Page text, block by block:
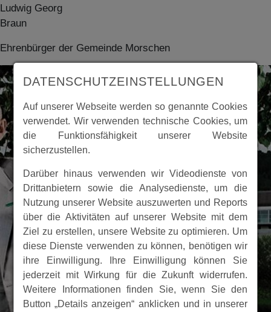
Ludwig Georg
Braun
Ehrenbürger der Gemeinde Morschen
DATENSCHUTZEINSTELLUNGEN
Auf unserer Webseite werden so genannte Cookies
verwendet. Wir verwenden technische Cookies, um
die Funktionsfähigkeit unserer Website
sicherzustellen.
Darüber hinaus verwenden wir Videodienste von
Drittanbietern sowie die Analysedienste, um die
Nutzung unserer Website auszuwerten und Reports
über die Aktivitäten auf unserer Website mit dem
Ziel zu erstellen, unsere Website zu optimieren. Um
diese Dienste verwenden zu können, benötigen wir
ihre Einwilligung. Ihre Einwilligung können Sie
jederzeit mit Wirkung für die Zukunft widerrufen.
Weitere Informationen finden Sie, wenn Sie den
Button „Details anzeigen“ anklicken und in unserer